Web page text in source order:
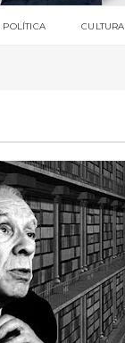
POLÍTICA CULTURA